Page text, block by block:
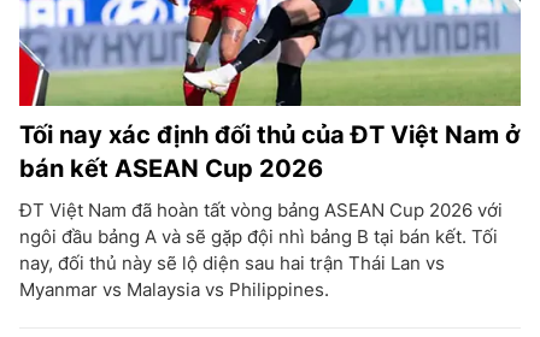
Tối nay xác định đối thủ của ĐT Việt Nam ở
bán kết ASEAN Cup 2026
ĐT Việt Nam đã hoàn tất vòng bảng ASEAN Cup 2026 với
ngôi đầu bảng A và sẽ gặp đội nhì bảng B tại bán kết. Tối
nay, đối thủ này sẽ lộ diện sau hai trận Thái Lan vs
Myanmar vs Malaysia vs Philippines.